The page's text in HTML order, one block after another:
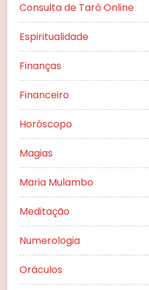
Consulta de Tarô Online
Espiritualidade
Finanças
Financeiro
Horóscopo
Magias
Maria Mulambo
Meditação
Numerologia
Oráculos